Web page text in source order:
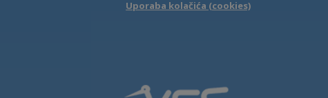
Uporaba kolačića (cookies)